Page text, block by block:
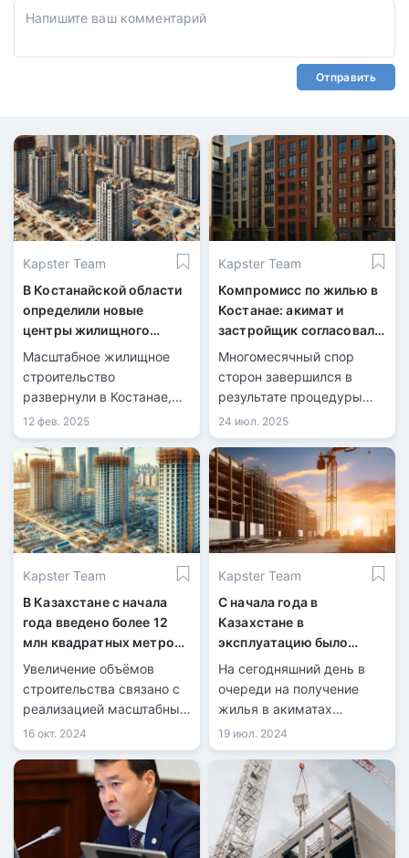
Отправить
Kapster Team
В Костанайской области
определили новые
центры жилищного
строительства
Масштабное жилищное
строительство
развернули в Костанае,
Рудном и Костанайском
районе.
12 фев. 2025
Kapster Team
Компромисс по жилью в
Костанае: акимат и
застройщик согласовали
условия
Многомесячный спор
сторон завершился в
результате процедуры
медиации.
24 июл. 2025
Kapster Team
В Казахстане с начала
года введено более 12
млн квадратных метров
жилья
Увеличение объёмов
строительства связано с
реализацией масштабных
государственных
программ в сфере жилья
и инфраструктуры.
16 окт. 2024
Kapster Team
С начала года в
Казахстане в
эксплуатацию было
сдано 7,4 млн
На сегодняшний день в
очереди на получение
жилья в акиматах
зарегистрировано более
650 тысяч человек.
19 июл. 2024